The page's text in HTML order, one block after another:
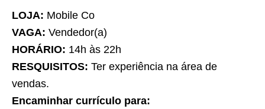
LOJA: Mobile Co
VAGA: Vendedor(a)
HORÁRIO: 14h às 22h
RESQUISITOS: Ter experiência na área de
vendas.
Encaminhar currículo para: